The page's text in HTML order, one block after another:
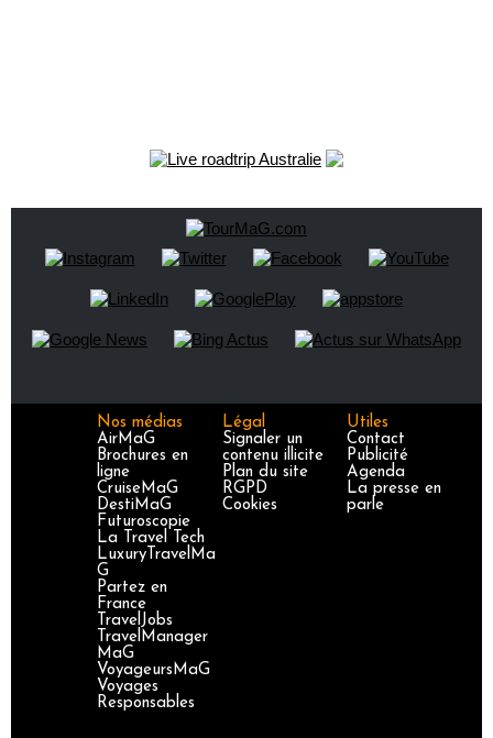
Nos médias
AirMaG
Brochures en
ligne
CruiseMaG
DestiMaG
Futuroscopie
La Travel Tech
LuxuryTravelMa
G
Partez en
France
TravelJobs
TravelManager
MaG
VoyageursMaG
Voyages
Responsables
Légal
Signaler un
contenu illicite
Plan du site
RGPD
Cookies
Utiles
Contact
Publicité
Agenda
La presse en
parle